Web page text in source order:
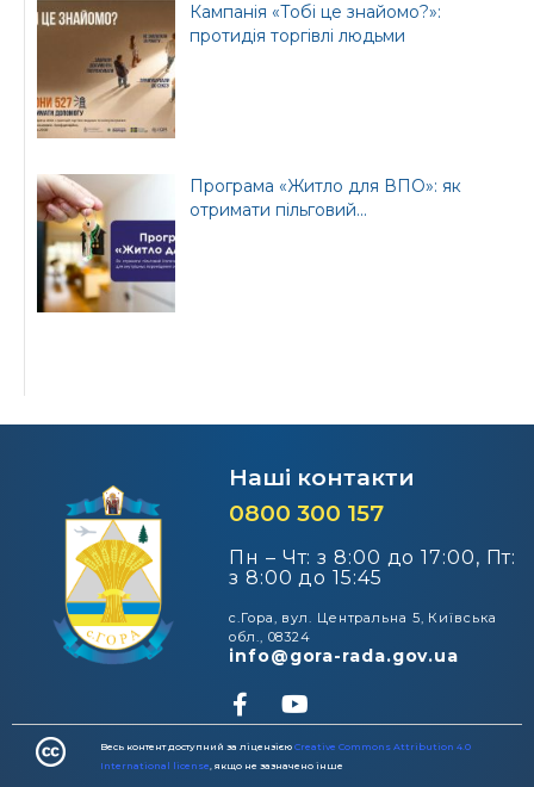
Кампанія «Тобі це знайомо?»:
протидія торгівлі людьми
Програма «Житло для ВПО»: як
отримати пільговий...
Наші контакти
0800 300 157
Пн – Чт: з 8:00 до 17:00, Пт:
з 8:00 до 15:45
с.Гора, вул. Центральна 5, Київська
обл., 08324
info@gora-rada.gov.ua
Весь контент доступний за ліцензієюCreative Commons Attribution 4.0
International license, якщо не зазначено інше​